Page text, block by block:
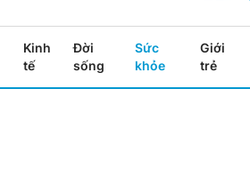
Kinh
tế
Đời
sống
Sức
khỏe
Giới
trẻ